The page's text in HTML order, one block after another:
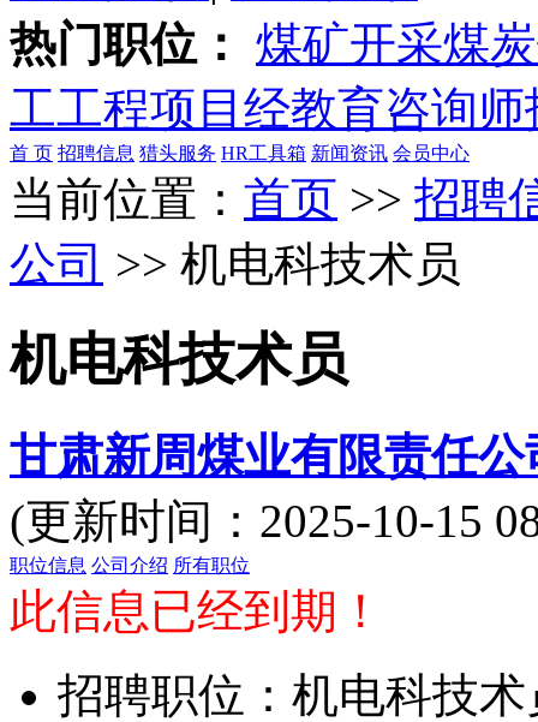
热门职位： 煤矿开采煤
工工程项目经教育咨询师
首 页 招聘信息 猎头服务 HR工具箱 新闻资讯 会员中心
当前位置： 首页 >> 招聘
公司 >> 机电科技术员
机电科技术员
甘肃新周煤业有限责任公
(更新时间：2025-10-15
职位信息 公司介绍 所有职位
此信息已经到期！
招聘职位：机电科技术